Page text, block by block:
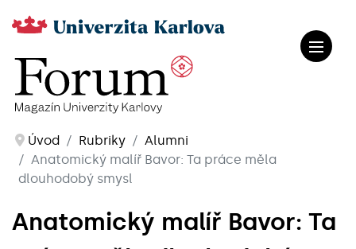
Úvod Rubriky
Alumni
Anatomický malíř Bavor: Ta práce měla
dlouhodobý smysl
Anatomický malíř Bavor: Ta